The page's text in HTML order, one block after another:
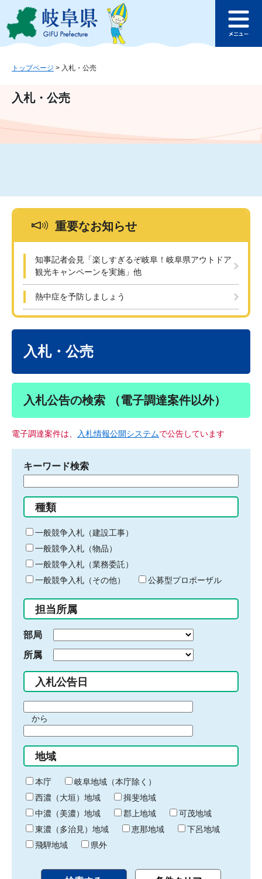
ジ
ュ
文
このページの本文へ
ュ
トップページ > 入札・公売
入札・公売
重要なお知らせ
知事記者会見「楽しすぎるぞ岐阜！岐阜県アウトドア
観光キャンペーンを実施」他
熱中症を予防しましょう
入札・公売
入札公告の検索 （電子調達案件以外）
電子調達案件は、 入札情報公開システムで公告しています
キーワード検索
る
キ
ー
ワ
ー
ド
入
力
種類
一般競争入札（建設工事）
一般競争入札（物品）
一般競争入札（業務委託）
一般競争入札（その他）
公募型プロポーザル
担当所属
部局
所属
入札公告日
間
始
り
から
間
終
わ
り
地域
本庁
岐阜地域（本庁除く）
西濃（大垣）地域
揖斐地域
中濃（美濃）地域
郡上地域
可茂地域
東濃（多治見）地域
恵那地域
下呂地域
飛騨地域
県外